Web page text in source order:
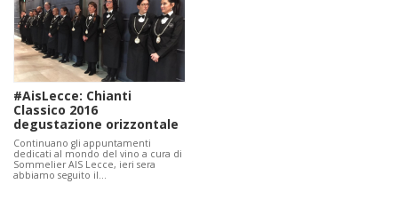
#AisLecce: Chianti
Classico 2016
degustazione orizzontale
Continuano gli appuntamenti
dedicati al mondo del vino a cura di
Sommelier AIS Lecce, ieri sera
abbiamo seguito il…